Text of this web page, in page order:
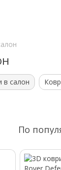
в салон
По